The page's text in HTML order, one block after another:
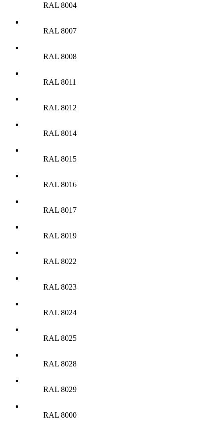
RAL 8004
RAL 8007
RAL 8008
RAL 8011
RAL 8012
RAL 8014
RAL 8015
RAL 8016
RAL 8017
RAL 8019
RAL 8022
RAL 8023
RAL 8024
RAL 8025
RAL 8028
RAL 8029
RAL 8000